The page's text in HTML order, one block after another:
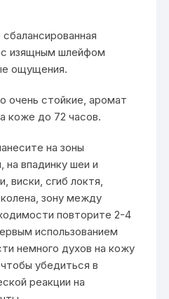
изящным шлейфом
ощущения.
очень стойкие, аромат
коже до 72 часов.
на зоны
на впадинку шеи и
виски, сгиб локтя,
зону между
повторите 2-4
использованием
немного духов на кожу
убедиться в
реакции на